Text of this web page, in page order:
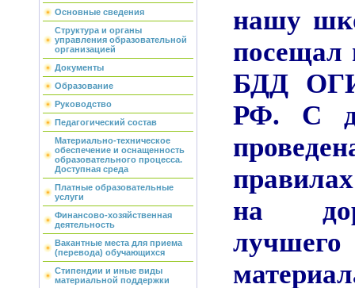
Основные сведения
Структура и органы
управления образовательной
организацией
Документы
Образование
Руководство
Педагогический состав
Материально-техническое
обеспечение и оснащенность
образовательного процесса.
Доступная среда
Платные образовательные
услуги
Финансово-хозяйственная
деятельность
Вакантные места для приема
(перевода) обучающихся
Стипендии и иные виды
материальной поддержки
нашу
посещал
БДД
РФ. С
на